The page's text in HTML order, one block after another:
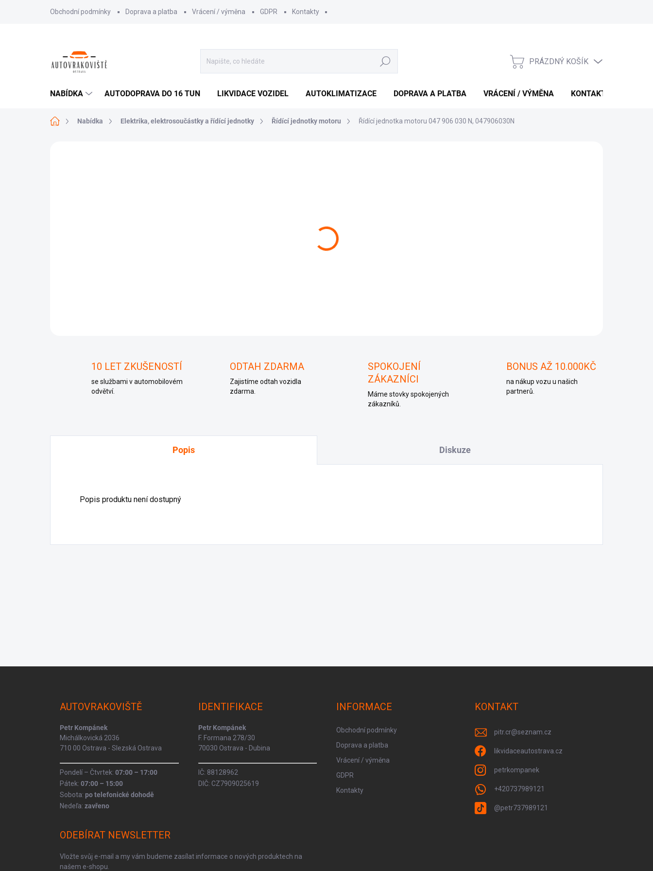
Obchodní podmínky Doprava a platba Vrácení / výměna GDPR Kontakty
Hledat
NÁKUPNÍ
PRÁZDNÝ KOŠÍK
NABÍDKA AUTODOPRAVA DO 16 TUN LIKVIDACE VOZIDEL AUTOKLIMATIZACE DOPRAVA A PLATBA VRÁCENÍ / VÝMĚNA KONTAKTY
Domů Nabídka Elektrika, elektrosoučástky a řídící jednotky Řídící jednotky motoru Řídící jednotka motoru 047 906 030 N, 047906030N
10 LET ZKUŠENOSTÍ
se službami v automobilovém
odvětví.
ODTAH ZDARMA
Zajistíme odtah vozidla
zdarma.
SPOKOJENÍ
ZÁKAZNÍCI
Máme stovky spokojených
zákazníků.
BONUS AŽ 10.000KČ
na nákup vozu u našich
partnerů.
Popis Diskuze
Popis produktu není dostupný
AUTOVRAKOVIŠTĚ
Petr Kompánek
Michálkovická 2036
710 00 Ostrava - Slezská Ostrava
Pondelí – Čtvrtek: 07:00 – 17:00
Pátek: 07:00 – 15:00
Sobota: po telefonické dohodě
Nedeľa: zavřeno
IDENTIFIKACE
Petr Kompánek
F. Formana 278/30
70030 Ostrava - Dubina
IČ: 88128962
DIČ: CZ7909025619
INFORMACE
Obchodní podmínky
Doprava a platba
Vrácení / výměna
GDPR
Kontakty
KONTAKT
pitr.cr@seznam.cz
likvidaceautostrava.cz
petrkompanek
+420737989121
@petr737989121
ODEBÍRAT NEWSLETTER
Vložte svůj e-mail a my vám budeme zasílat informace o nových produktech na
našem e-shopu.